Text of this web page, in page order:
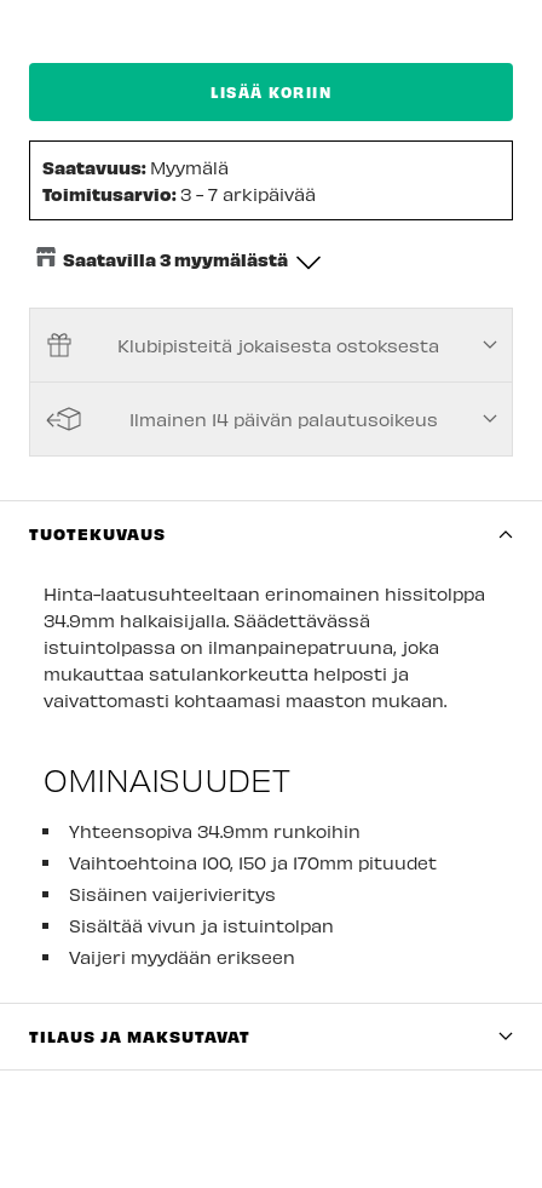
LISÄÄ KORIIN
Saatavuus: Myymälä
Toimitusarvio:3 - 7 arkipäivää
Saatavilla 3 myymälästä
Keskusvarasto-Tilapäisesti loppu
Espoon Myymälä-Tilapäisesti loppu
Imatran myymälä
Lappeenrannan myymälä-Tilapäisesti loppu
Klubipisteitä jokaisesta ostoksesta
Ilmainen 14 päivän palautusoikeus
TUOTEKUVAUS
Hinta-laatusuhteeltaan erinomainen hissitolppa
34.9mm halkaisijalla. Säädettävässä
istuintolpassa on ilmanpainepatruuna, joka
mukauttaa satulankorkeutta helposti ja
vaivattomasti kohtaamasi maaston mukaan.
OMINAISUUDET
Yhteensopiva 34.9mm runkoihin
Vaihtoehtoina 100, 150 ja 170mm pituudet
Sisäinen vaijerivieritys
Sisältää vivun ja istuintolpan
Vaijeri myydään erikseen
TILAUS JA MAKSUTAVAT